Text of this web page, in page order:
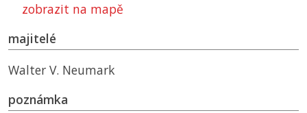
zobrazit na mapě
majitelé
Walter V. Neumark
poznámka